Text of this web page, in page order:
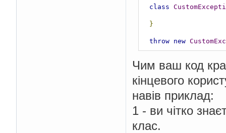
class
}
throw new
Чим ваш код
кінцевого
навів приклад:
1 - ви чітко
клас.